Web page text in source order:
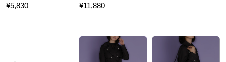
¥5,830 ¥11,880